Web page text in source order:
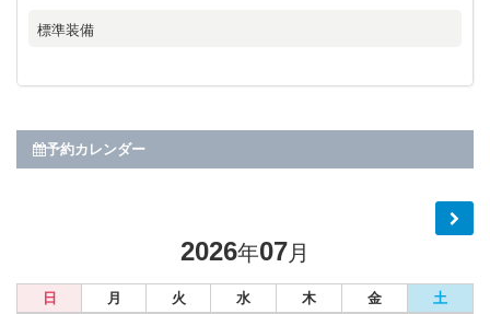
標準装備
予約カレンダー
2026年07月
日 月 火 水 木 金 土